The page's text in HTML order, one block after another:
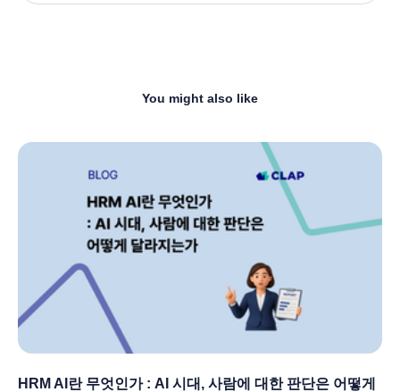
You might also like
HRM AI란 무엇인가 : AI 시대, 사람에 대한 판단은 어떻게